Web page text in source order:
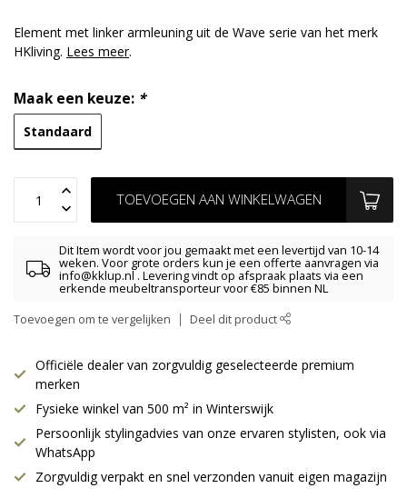
Element met linker armleuning uit de Wave serie van het merk
HKliving. Lees meer.
Maak een keuze: *
Standaard
TOEVOEGEN AAN WINKELWAGEN
Dit Item wordt voor jou gemaakt met een levertijd van 10-14
weken. Voor grote orders kun je een offerte aanvragen via
info@kklup.nl. Levering vindt op afspraak plaats via een
erkende meubeltransporteur voor €85 binnen NL
Toevoegen om te vergelijken Deel dit product
Officiële dealer van zorgvuldig geselecteerde premium
merken
Fysieke winkel van 500 m² in Winterswijk
Persoonlijk stylingadvies van onze ervaren stylisten, ook via
WhatsApp
Zorgvuldig verpakt en snel verzonden vanuit eigen magazijn